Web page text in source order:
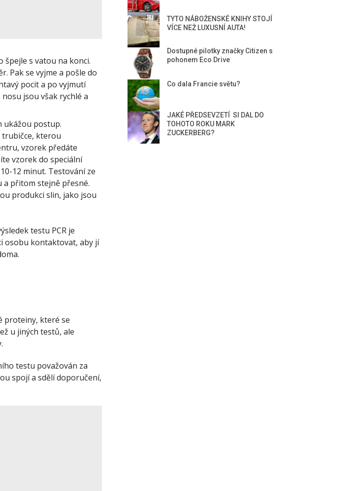
špejle s vatou na konci.
Pak se vyjme a pošle do
pocit a po vyjmutí
jsou však rychlé a
ukážou postup.
kterou
vzorek předáte
vzorek do speciální
12 minut. Testování ze
a přitom stejně přesné.
produkci slin, jako jsou
testu PCR je
osobu kontaktovat, aby jí
proteiny, které se
u jiných testů, ale
testu považován za
spojí a sdělí doporučení,
TYTO NÁBOŽENSKÉ KNIHY STOJÍ
VÍCE NEŽ LUXUSNÍ AUTA!
Dostupné pilotky značky Citizen s
pohonem Eco Drive
Co dala Francie světu?
JAKÉ PŘEDSEVZETÍ SI DAL DO
TOHOTO ROKU MARK
ZUCKERBERG?